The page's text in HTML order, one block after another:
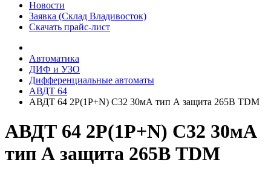
Новости
Заявка (Склад Владивосток)
Скачать прайс-лист
Автоматика
ДИФ и УЗО
Дифференциальные автоматы
АВДТ 64
АВДТ 64 2Р(1Р+N) C32 30мА тип А защита 265В TDM
АВДТ 64 2Р(1Р+N) C32 30мА
тип А защита 265В TDM